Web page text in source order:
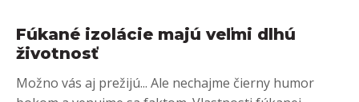
Fúkané izolácie majú veľmi dlhú
životnosť
Možno vás aj prežijú... Ale nechajme čierny humor